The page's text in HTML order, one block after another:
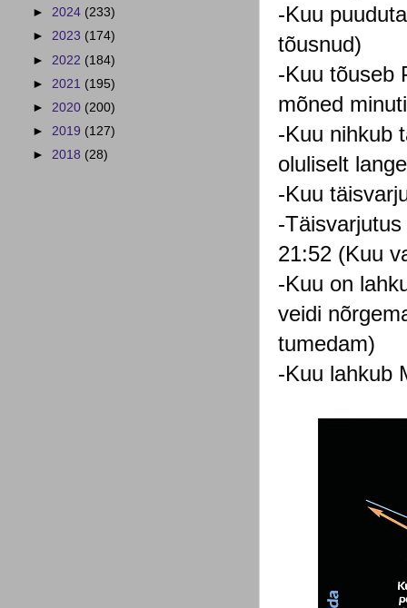
-Kuu
tõusnud)⁣
-Kuu tõuseb
mõned
-Kuu nihkub
oluliselt
-Kuu
-
21:52 (Kuu
-Kuu on
veidi
tumedam)⁣
-Kuu lahkub
► 2024 (233)
► 2023 (174)
► 2022 (184)
► 2021 (195)
► 2020 (200)
► 2019 (127)
► 2018 (28)